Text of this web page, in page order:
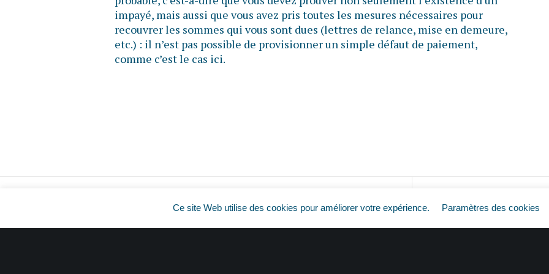
impayé, mais aussi que vous avez pris toutes les mesures nécessaires pour
recouvrer les sommes qui vous sont dues (lettres de relance, mise en demeure,
etc.) : il n’est pas possible de provisionner un simple défaut de paiement,
comme c’est le cas ici.
Factures impayées : pas de règlement, pas d’impôt ?
Ce site Web utilise des cookies pour améliorer votre expérience. Paramètres des cookies